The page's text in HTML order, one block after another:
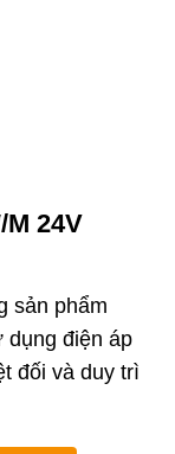
24V
sản phẩm
dụng điện áp
đối và duy trì